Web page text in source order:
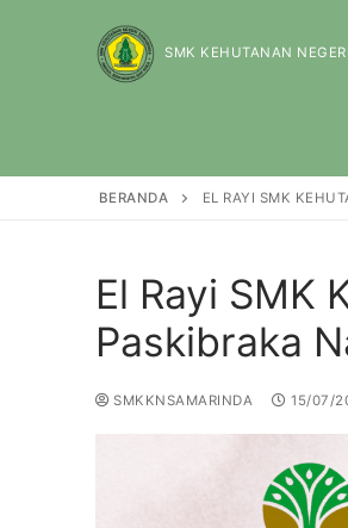
SMK KEHUTANAN
BERANDA EL RAYI SMK
El Rayi SMK
Paskibraka
SMKKNSAMARINDA 15/07/